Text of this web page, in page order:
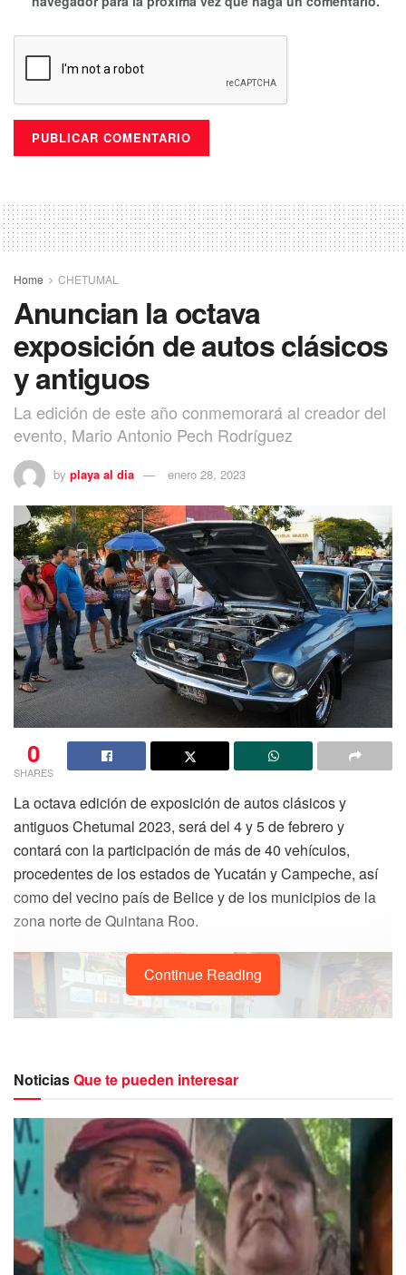
Home CHETUMAL
Anuncian la octava
exposición de autos clásicos
y antiguos
La edición de este año conmemorará al creador del
evento, Mario Antonio Pech Rodríguez
by playa al dia enero 28, 2023
0
SHARES
La octava edición de exposición de autos clásicos y
antiguos Chetumal 2023, será del 4 y 5 de febrero y
contará con la participación de más de 40 vehículos,
procedentes de los estados de Yucatán y Campeche, así
como del vecino país de Belice y de los municipios de la
zona norte de Quintana Roo.
Marco Antonio Pech Rivero, encargado de logística del
evento, señaló que esta octava edición será en honor al
creador del evento, Mario Antonio Pech Rodríguez.
Continue Reading
NoticiasQue te pueden interesar